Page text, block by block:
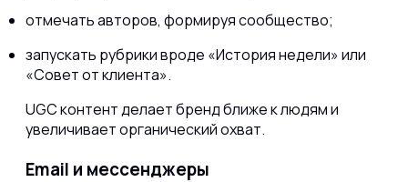
отмечать авторов, формируя сообщество;
запускать рубрики вроде «История недели» или
«Совет от клиента».
UGC контент делает бренд ближе к людям и
увеличивает органический охват.
Email и мессенджеры